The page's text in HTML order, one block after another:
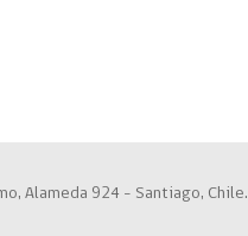
Alameda 924 – Santiago, Chile.